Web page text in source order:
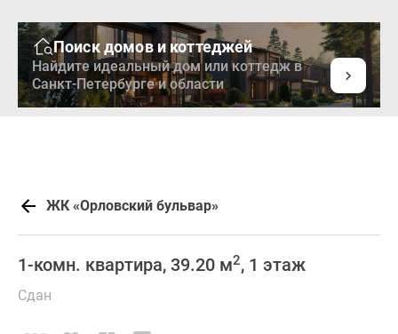
Поиск домов и коттеджей
Найдите идеальный дом или коттедж в
Санкт-Петербурге и области
ЖК «Орловский бульвар»
1-комн. квартира, 39.20 м2, 1 этаж
Сдан